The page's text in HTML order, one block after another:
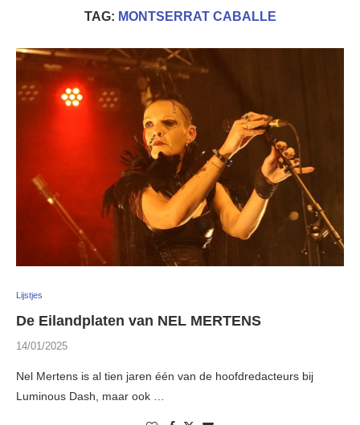
TAG: MONTSERRAT CABALLE
Lijstjes
De Eilandplaten van NEL MERTENS
14/01/2025
Nel Mertens is al tien jaren één van de hoofdredacteurs bij
Luminous Dash, maar ook …